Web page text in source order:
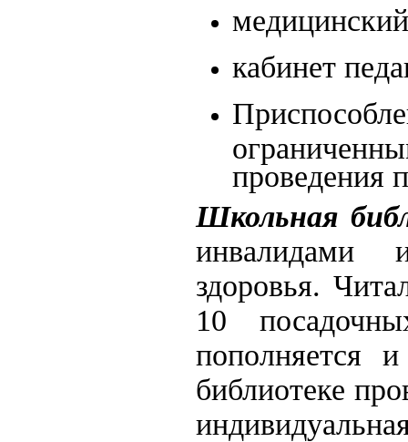
кабинет
проведения
Школьная
инвалидами
здоровья.
10
пополняется и
библиотеке